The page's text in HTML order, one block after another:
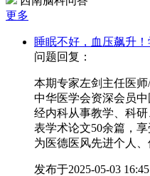
更多
睡眠不好，血压飙升
问题回复：
本期专家左剑主任医
中华医学会资深会员
经内科从事教学、科
表学术论文50余篇，
为医德医风先进个人
发布于2025-05-03